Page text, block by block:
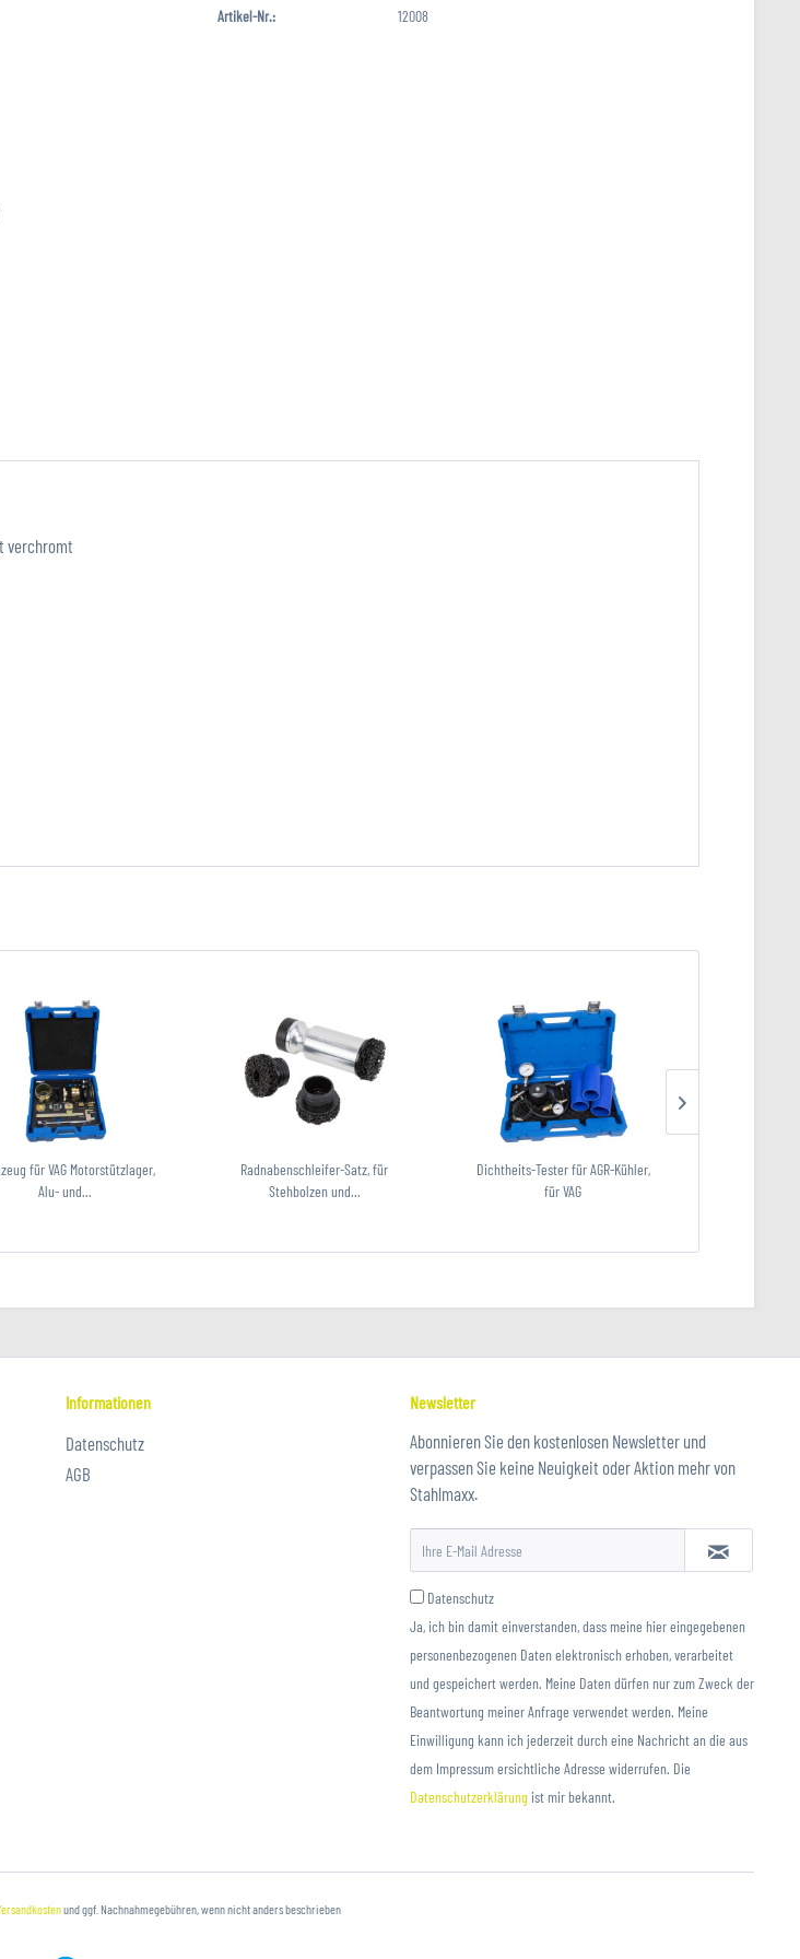
Artikel-Nr.: 12008
verchromt
für VAG Motorstützlager,
Alu- und...
Radnabenschleifer-Satz, für
Stehbolzen und...
Dichtheits-Tester für AGR-Kühler,
für VAG
Informationen
Datenschutz
AGB
Newsletter
Abonnieren Sie den kostenlosen Newsletter und
verpassen Sie keine Neuigkeit oder Aktion mehr von
Stahlmaxx.
Datenschutz
Ja, ich bin damit einverstanden, dass meine hier eingegebenen
personenbezogenen Daten elektronisch erhoben, verarbeitet
und gespeichert werden. Meine Daten dürfen nur zum Zweck der
Beantwortung meiner Anfrage verwendet werden. Meine
Einwilligung kann ich jederzeit durch eine Nachricht an die aus
dem Impressum ersichtliche Adresse widerrufen. Die
Datenschutzerklärung ist mir bekannt.
und ggf. Nachnahmegebühren, wenn nicht anders beschrieben